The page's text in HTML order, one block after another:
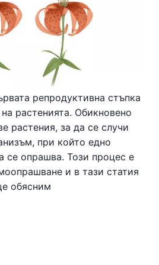
репродуктивна стъпка
растенията. Обикновено
растения, за да се случи
при който едно
се опрашва. Този процес е
и в тази статия
обясним